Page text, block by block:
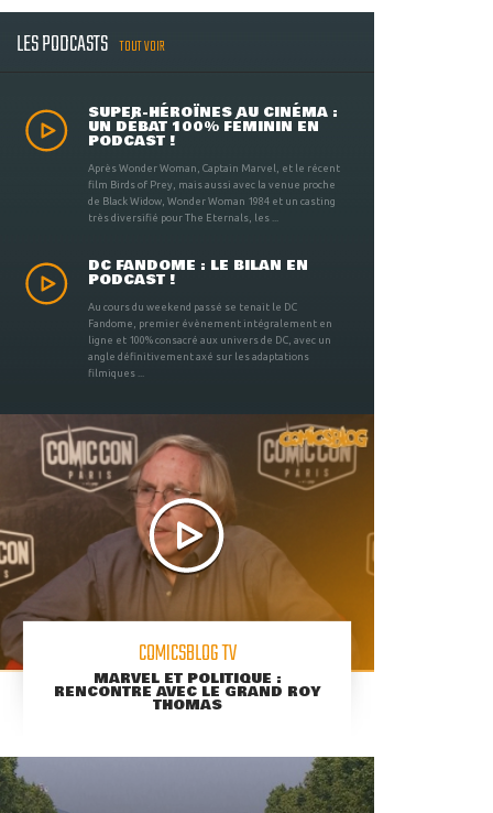
LES PODCASTS TOUT VOIR
SUPER-HÉROÏNES AU CINÉMA :
UN DÉBAT 100% FÉMININ EN
PODCAST !
Après Wonder Woman, Captain Marvel, et le récent
film Birds of Prey, mais aussi avec la venue proche
de Black Widow, Wonder Woman 1984 et un casting
très diversifié pour The Eternals, les ...
DC FANDOME : LE BILAN EN
PODCAST !
Au cours du weekend passé se tenait le DC
Fandome, premier évènement intégralement en
ligne et 100% consacré aux univers de DC, avec un
angle définitivement axé sur les adaptations
filmiques ...
COMICSBLOG TV
MARVEL ET POLITIQUE :
RENCONTRE AVEC LE GRAND ROY
THOMAS